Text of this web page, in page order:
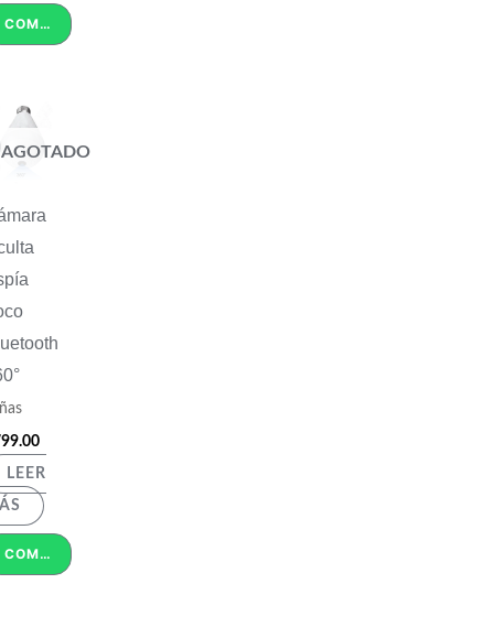
COMPRAR POR WHATSAPP
AGOTADO
LEER
COMPRAR POR WHATSAPP